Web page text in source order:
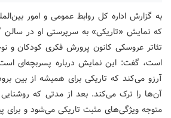
به گزارش اداره کل روابط عمومی و امور
که نمایش «تاریکی» به سرپرستی او در سالن
تئاتر عروسکی کانون پرورش فکری کودکان و
است، گفت: این نمایش درباره پسربچه‌ای
آرزو می‌کند که تاریکی برای همیشه از بین
آن‌ها را ترک می‌کند. بعد از مدتی که
متوجه ویژگی‌های مثبت تاریکی می‌شود و برای